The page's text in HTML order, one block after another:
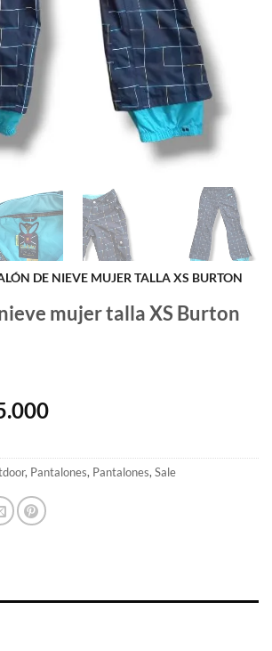
DE NIEVE MUJER TALLA XS BURTON
mujer talla XS Burton
El
actual
es:
, Pantalones, Pantalones, Sale